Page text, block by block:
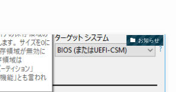
お知らせ